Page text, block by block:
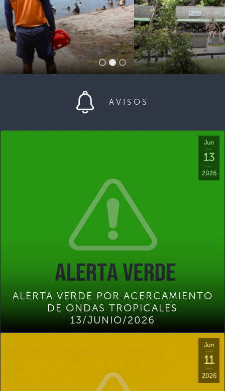
AVISOS
Jun
13
2026
ALERTA VERDE POR ACERCAMIENTO
DE ONDAS TROPICALES
13/JUNIO/2026
Jun
11
2026